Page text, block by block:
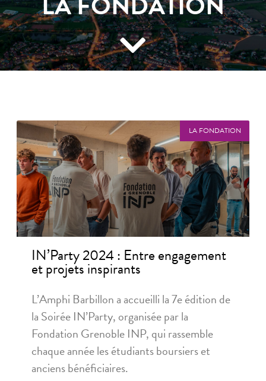
LA FONDATION
IN’Party 2024 : Entre engagement
et projets inspirants
L’Amphi Barbillon a accueilli la 7e édition de
la Soirée IN’Party, organisée par la
Fondation Grenoble INP, qui rassemble
chaque année les étudiants boursiers et
anciens bénéficiaires.